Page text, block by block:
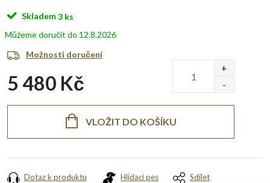
Skladem3 ks
12.8.2026
Možnosti doručení
5 480 Kč
VLOŽIT DO KOŠÍKU
Dotaz k produktu Hlídací pes Sdílet